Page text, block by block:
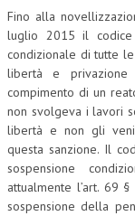
TREASURY IN
RISK
SVILUPPO
PERSONA E
L’UMANISTA
DIRITTO
Fino alla
luglio 2015 il codice
condizionale di tutte
libertà e
compimento di un
non svolgeva i lavori
libertà e non gli
questa sanzione. Il
sospensione
attualmente l’art. 69
sospensione della